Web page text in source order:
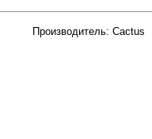
Производитель: Cactus